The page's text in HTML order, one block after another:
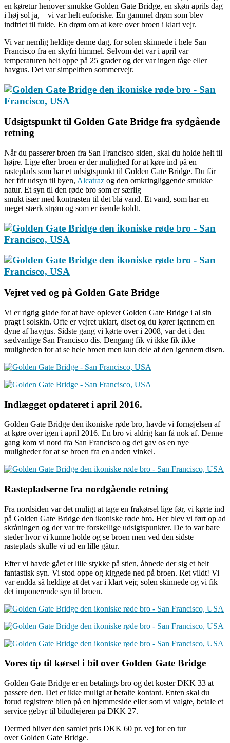
en køretur henover smukke Golden Gate Bridge, en skøn aprils dag
i høj sol ja, – vi var helt euforiske. En gammel drøm som blev
indfriet til fulde. En drøm om at køre over broen i klart vejr.
Vi var nemlig heldige denne dag, for solen skinnede i hele San
Francisco fra en skyfri himmel. Selvom det var i april var
temperaturen helt oppe på 25 grader og der var ingen tåge eller
havgus. Det var simpelthen sommervejr.
Udsigtspunkt til Golden Gate Bridge fra sydgående
retning
Når du passerer broen fra San Francisco siden, skal du holde helt til
højre. Lige efter broen er der mulighed for at køre ind på en
rasteplads som har et udsigtspunkt til Golden Gate Bridge. Du får
her frit udsyn til byen, Alcatraz og den omkringliggende smukke
natur. Et syn til den røde bro som er særlig
smukt især med kontrasten til det blå vand. Et vand, som har en
meget stærk strøm og som er isende koldt.
Vejret ved og på Golden Gate Bridge
Vi er rigtig glade for at have oplevet Golden Gate Bridge i al sin
pragt i solskin. Ofte er vejret uklart, diset og du kører igennem en
dyne af havgus. Sidste gang vi kørte over i 2008, var det i den
sædvanlige San Francisco dis. Dengang fik vi ikke fik ikke
muligheden for at se hele broen men kun dele af den igennem disen.
Indlægget opdateret i april 2016.
Golden Gate Bridge den ikoniske røde bro, havde vi fornøjelsen af
at køre over igen i april 2016. En bro vi aldrig kan få nok af. Denne
gang kom vi nord fra San Francisco og det gav os en nye
muligheder for at se broen fra en anden vinkel.
Rastepladserne fra nordgående retning
Fra nordsiden var det muligt at tage en frakørsel lige før, vi kørte ind
på Golden Gate Bridge den ikoniske røde bro. Her blev vi ført op ad
skråningen og der var tre forskellige udsigtspunkter. De to var bare
steder hvor vi kunne holde og se broen men ved den sidste
rasteplads skulle vi ud en lille gåtur.
Efter vi havde gået et lille stykke på stien, åbnede der sig et helt
fantastisk syn. Vi stod oppe og kiggede ned på broen. Ret vildt! Vi
var endda så heldige at det var i klart vejr, solen skinnede og vi fik
det imponerende syn til broen.
Vores tip til kørsel i bil over Golden Gate Bridge
Golden Gate Bridge er en betalings bro og det koster DKK 33 at
passere den. Det er ikke muligt at betalte kontant. Enten skal du
forud registrere bilen på en hjemmeside eller som vi valgte, betale et
service gebyr til biludlejeren på DKK 27.
Dermed bliver den samlet pris DKK 60 pr. vej for en tur
over Golden Gate Bridge.